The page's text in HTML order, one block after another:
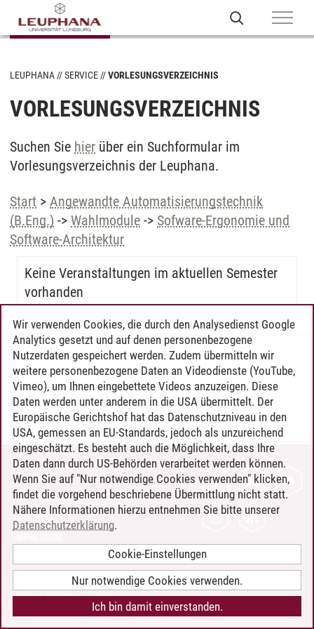
LEUPHANA SERVICE VORLESUNGSVERZEICHNIS
VORLESUNGSVERZEICHNIS
Suchen Sie hier über ein Suchformular im
Vorlesungsverzeichnis der Leuphana.
Start > Angewandte Automatisierungstechnik
(B.Eng.) -> Wahlmodule -> Sofware-Ergonomie und
Software-Architektur
Keine Veranstaltungen im aktuellen Semester
vorhanden
Timo Leder/30.06.2024
KONTAKT
LEUPHANA ALS ARBEITGEBER
INTRANET
BARRIEREFREIHEIT
COOKIE-EINSTELLUNGEN
Wir verwenden Cookies, die durch den Analysedienst Google
Analytics gesetzt und auf denen personenbezogene
Nutzerdaten gespeichert werden. Zudem übermitteln wir
weitere personenbezogene Daten an Videodienste (YouTube,
Vimeo), um Ihnen eingebettete Videos anzuzeigen. Diese
Daten werden unter anderem in die USA übermittelt. Der
Europäische Gerichtshof hat das Datenschutzniveau in den
USA, gemessen an EU-Standards, jedoch als unzureichend
eingeschätzt. Es besteht auch die Möglichkeit, dass Ihre
Daten dann durch US-Behörden verarbeitet werden können.
Wenn Sie auf "Nur notwendige Cookies verwenden" klicken,
findet die vorgehend beschriebene Übermittlung nicht statt.
Nähere Informationen hierzu entnehmen Sie bitte unserer
Datenschutzerklärung.
Cookie-Einstellungen
Nur notwendige Cookies verwenden.
Ich bin damit einverstanden.